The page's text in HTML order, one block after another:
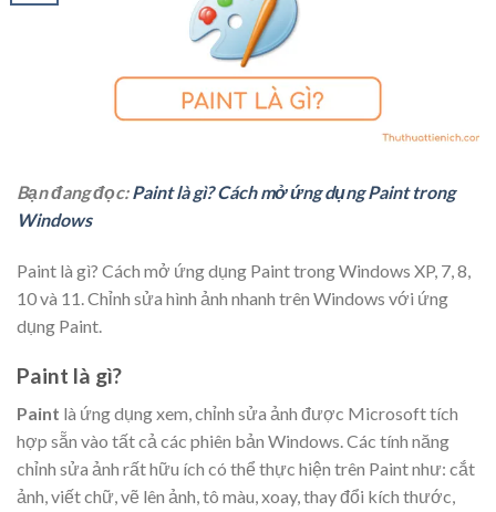
Bạn đang đọc:Paint là gì? Cách mở ứng dụng Paint trong
Windows
Paint là gì? Cách mở ứng dụng Paint trong Windows XP, 7, 8,
10 và 11. Chỉnh sửa hình ảnh nhanh trên Windows với ứng
dụng Paint.
Paint là gì?
Paint là ứng dụng xem, chỉnh sửa ảnh được Microsoft tích
hợp sẵn vào tất cả các phiên bản Windows. Các tính năng
chỉnh sửa ảnh rất hữu ích có thể thực hiện trên Paint như: cắt
ảnh, viết chữ, vẽ lên ảnh, tô màu, xoay, thay đổi kích thước,